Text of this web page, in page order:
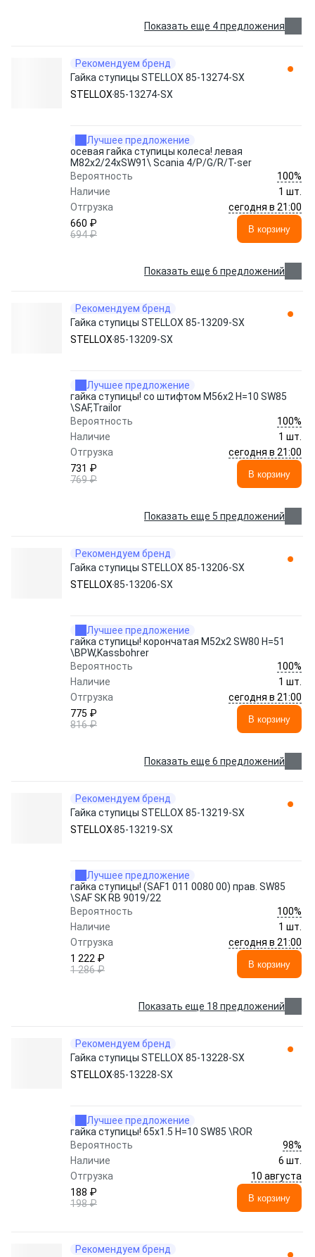
Показать еще 4 предложения
Рекомендуем бренд
Гайка ступицы STELLOX 85-13274-SX
STELLOX85-13274-SX
Лучшее предложение
осевая гайка ступицы колеса! левая
M82x2/24xSW91\ Scania 4/P/G/R/T-ser
Вероятность
100%
Наличие
1 шт.
Отгрузка
сегодня в 21:00
660 ₽
694 ₽
В корзину
Показать еще 6 предложений
Рекомендуем бренд
Гайка ступицы STELLOX 85-13209-SX
STELLOX85-13209-SX
Лучшее предложение
гайка ступицы! со штифтом M56x2 H=10 SW85
\SAF,Trailor
Вероятность
100%
Наличие
1 шт.
Отгрузка
сегодня в 21:00
731 ₽
769 ₽
В корзину
Показать еще 5 предложений
Рекомендуем бренд
Гайка ступицы STELLOX 85-13206-SX
STELLOX85-13206-SX
Лучшее предложение
гайка ступицы! корончатая M52x2 SW80 H=51
\BPW,Kassbohrer
Вероятность
100%
Наличие
1 шт.
Отгрузка
сегодня в 21:00
775 ₽
816 ₽
В корзину
Показать еще 6 предложений
Рекомендуем бренд
Гайка ступицы STELLOX 85-13219-SX
STELLOX85-13219-SX
Лучшее предложение
гайка ступицы! (SAF1 011 0080 00) прав. SW85
\SAF SK RB 9019/22
Вероятность
100%
Наличие
1 шт.
Отгрузка
сегодня в 21:00
1 222 ₽
1 286 ₽
В корзину
Показать еще 18 предложений
Рекомендуем бренд
Гайка ступицы STELLOX 85-13228-SX
STELLOX85-13228-SX
Лучшее предложение
гайка ступицы! 65x1.5 H=10 SW85 \ROR
Вероятность
98%
Наличие
6 шт.
Отгрузка
10 августа
188 ₽
198 ₽
В корзину
Рекомендуем бренд